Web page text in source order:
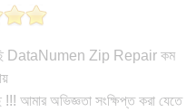
DataNumen Zip Repair কম
আমার অভিজ্ঞতা সংক্ষিপ্ত করা যেতে